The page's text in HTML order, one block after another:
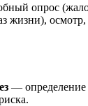
опрос
жизни),
— определение